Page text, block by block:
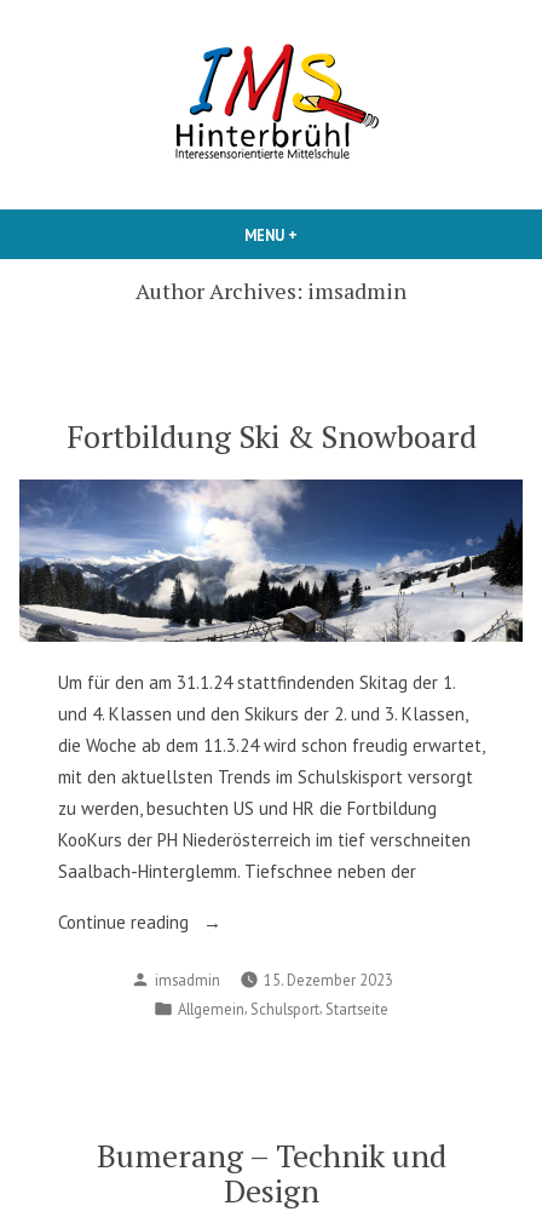
IMS Hinterbruehl
MENU +
Author Archives: imsadmin
Fortbildung Ski & Snowboard
Um für den am 31.1.24 stattfindenden Skitag der 1.
und 4. Klassen und den Skikurs der 2. und 3. Klassen,
die Woche ab dem 11.3.24 wird schon freudig erwartet,
mit den aktuellsten Trends im Schulskisport versorgt
zu werden, besuchten US und HR die Fortbildung
KooKurs der PH Niederösterreich im tief verschneiten
Saalbach-Hinterglemm. Tiefschnee neben der
Continue reading
„Fortbildung
&
Snowboard“
Posted
by
imsadmin
15. Dezember 2023
Posted
Allgemein Schulsport Startseite
Bumerang – Technik und
Design